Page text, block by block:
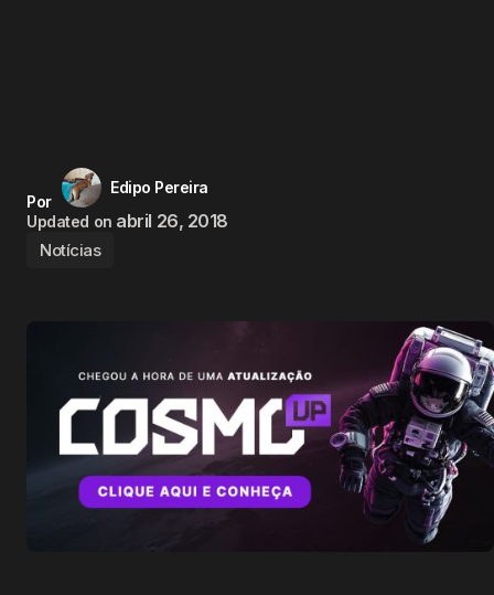
Por
Edipo Pereira
Updated on abril 26, 2018
Notícias